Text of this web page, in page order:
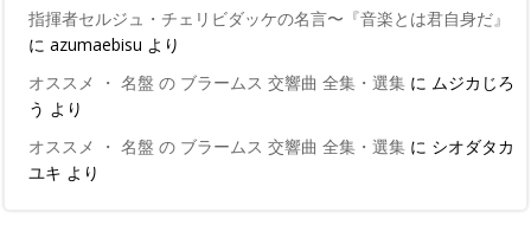
指揮者セルジュ・チェリビダッケの名言〜『音楽とは君自身だ』
に azumaebisu より
オススメ ・ 名盤 の ブラームス 交響曲 全集・選集 に ムジカじろ
う より
オススメ ・ 名盤 の ブラームス 交響曲 全集・選集 に シオダタカ
ユキ より